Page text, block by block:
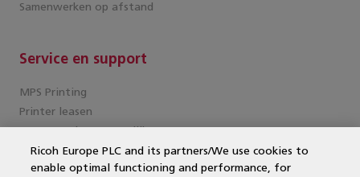
Samenwerken op afstand
Service en support
MPS Printing
Printer leasen
Kantoorprinter vergelijken
Kopieermachines
MPS offerte aanvragen
Ricoh Europe PLC and its partners/We use cookies to
enable optimal functioning and performance, for